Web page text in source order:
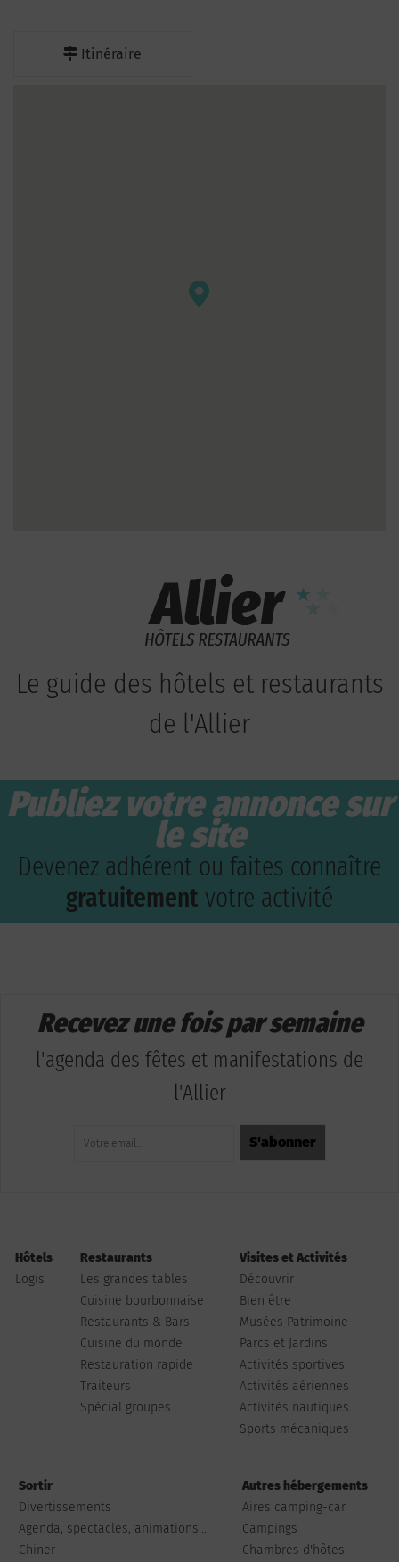
Itinéraire
Le guide des hôtels et restaurants
de l'Allier
Publiez votre annonce sur
le site
Devenez adhérent ou faites connaître
gratuitement votre activité
Recevez une fois par semaine
l'agenda des fêtes et manifestations de
l'Allier
Hôtels
Logis
Restaurants
Les grandes tables
Cuisine bourbonnaise
Restaurants & Bars
Cuisine du monde
Restauration rapide
Traiteurs
Spécial groupes
Visites et Activités
Découvrir
Bien être
Musées Patrimoine
Parcs et Jardins
Activités sportives
Activités aériennes
Activités nautiques
Sports mécaniques
Sortir
Divertissements
Agenda, spectacles, animations...
Chiner
Autres hébergements
Aires camping-car
Campings
Chambres d'hôtes